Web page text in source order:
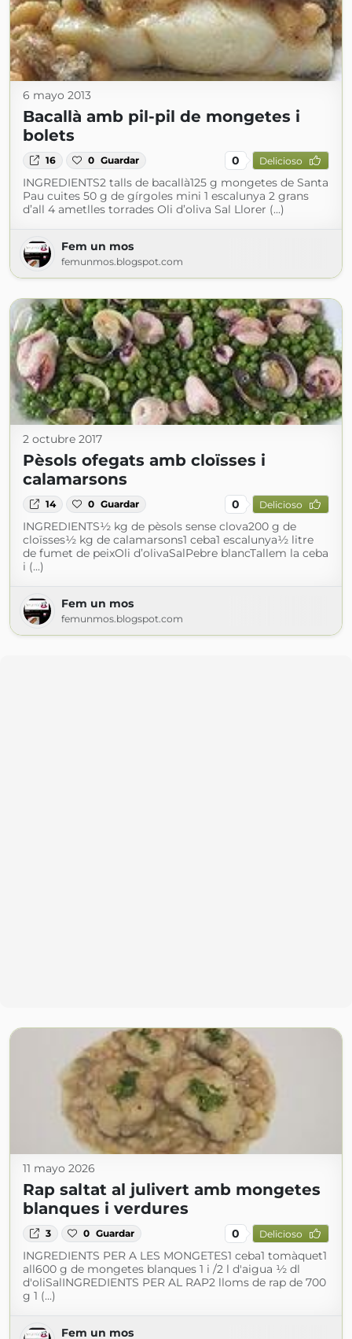
6 mayo 2013
Bacallà amb pil-pil de mongetes i
bolets
16 0 Guardar 0 Delicioso
INGREDIENTS2 talls de bacallà125 g mongetes de Santa
Pau cuites 50 g de gírgoles mini 1 escalunya 2 grans
d’all 4 ametlles torrades Oli d’oliva Sal Llorer (...)
Fem un mos
femunmos.blogspot.com
2 octubre 2017
Pèsols ofegats amb cloïsses i
calamarsons
14 0 Guardar 0 Delicioso
INGREDIENTS½ kg de pèsols sense clova200 g de
cloïsses½ kg de calamarsons1 ceba1 escalunya½ litre
de fumet de peixOli d’olivaSalPebre blancTallem la ceba
i (...)
Fem un mos
femunmos.blogspot.com
11 mayo 2026
Rap saltat al julivert amb mongetes
blanques i verdures
3 0 Guardar 0 Delicioso
INGREDIENTS PER A LES MONGETES1 ceba1 tomàquet1
all600 g de mongetes blanques 1 i /2 l d'aigua ½ dl
d'oliSalINGREDIENTS PER AL RAP2 lloms de rap de 700
g 1 (...)
Fem un mos